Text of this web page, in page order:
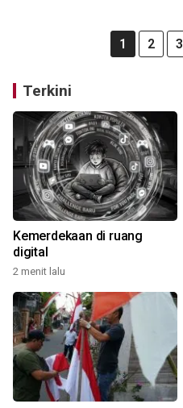
1 2 3
Terkini
Kemerdekaan di ruang
digital
2 menit lalu